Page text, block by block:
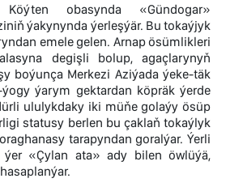
obasynda «Gündogar»
ýakynynda ýerleşýär. Bu tokaýjyk
emele gelen. Arnap ösümlikleri
degişli bolup, agaçlarynyň
boýunça Merkezi Aziýada ýeke-täk
ýarym gektardan köpräk ýerde
ululykdaky iki müňe golaýy ösüp
statusy berlen bu çaklaň tokaýlyk
tarapyndan goralýar. Ýerli
«Çylan ata» ady bilen öwlüýä,